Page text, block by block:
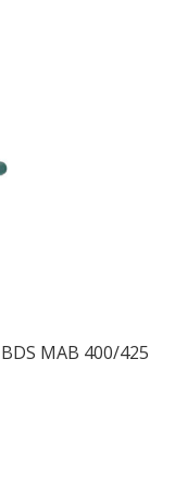
MAB 400/425